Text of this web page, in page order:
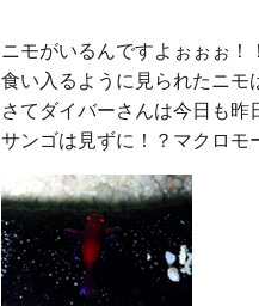
ニモがいるんですよぉぉぉ！
食い入るように見られたニモ
さてダイバーさんは今日も昨